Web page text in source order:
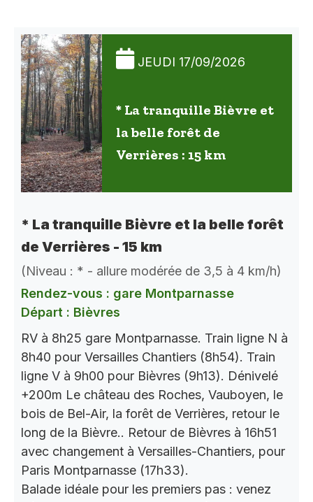
JEUDI 17/09/2026
* La tranquille Bièvre et
la belle forêt de
Verrières : 15 km
* La tranquille Bièvre et la belle forêt
de Verrières - 15 km
(Niveau : * - allure modérée de 3,5 à 4 km/h)
Rendez-vous : gare Montparnasse
Départ : Bièvres
RV à 8h25 gare Montparnasse. Train ligne N à
8h40 pour Versailles Chantiers (8h54). Train
ligne V à 9h00 pour Bièvres (9h13). Dénivelé
+200m Le château des Roches, Vauboyen, le
bois de Bel-Air, la forêt de Verrières, retour le
long de la Bièvre.. Retour de Bièvres à 16h51
avec changement à Versailles-Chantiers, pour
Paris Montparnasse (17h33).
Balade idéale pour les premiers pas : venez